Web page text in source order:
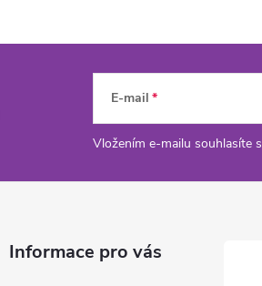
E-mail
Vložením e-mailu souhlasíte s
Informace pro vás